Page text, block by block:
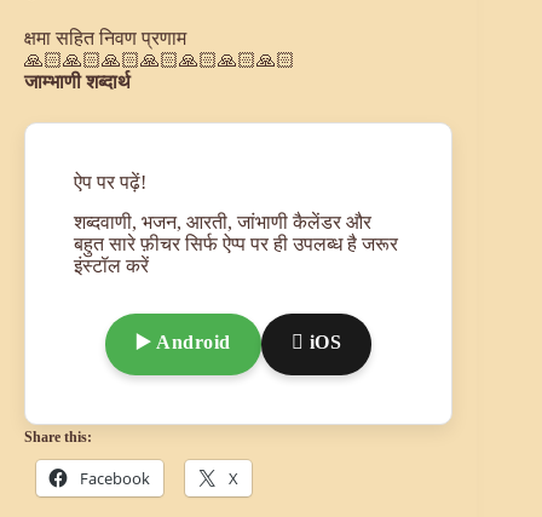
क्षमा सहित निवण प्रणाम
🙏🏻🙏🏻🙏🏻🙏🏻🙏🏻🙏🏻🙏🏻
जाम्भाणी शब्दार्थ
ऐप पर पढ़ें!
शब्दवाणी, भजन, आरती, जांभाणी कैलेंडर और
बहुत सारे फ़ीचर सिर्फ ऐप्प पर ही उपलब्ध है जरूर
इंस्टॉल करें
▶️ Android  iOS
Share this:
Facebook X